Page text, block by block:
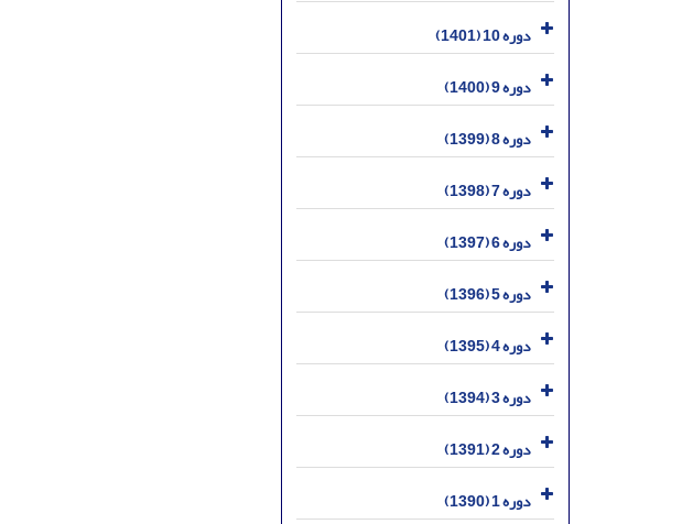
دوره 10 (1401)
دوره 9 (1400)
دوره 8 (1399)
دوره 7 (1398)
دوره 6 (1397)
دوره 5 (1396)
دوره 4 (1395)
دوره 3 (1394)
دوره 2 (1391)
دوره 1 (1390)